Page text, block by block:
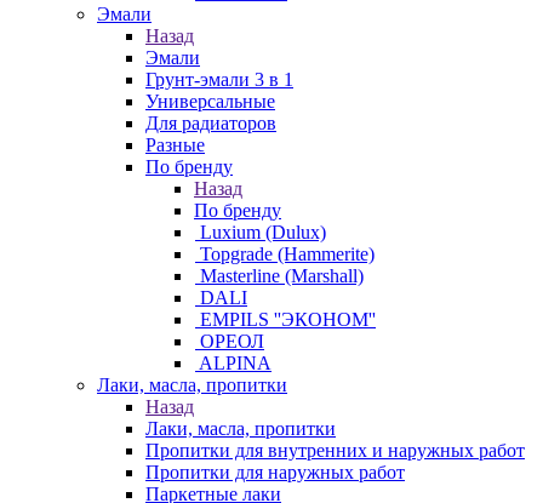
Эмали
Назад
Эмали
Грунт-эмали 3 в 1
Универсальные
Для радиаторов
Разные
По бренду
Назад
По бренду
Luxium (Dulux)
Topgrade (Hammerite)
Masterline (Marshall)
DALI
EMPILS ''ЭКОНОМ''
ОРЕОЛ
ALPINA
Лаки, масла, пропитки
Назад
Лаки, масла, пропитки
Пропитки для внутренних и наружных работ
Пропитки для наружных работ
Паркетные лаки